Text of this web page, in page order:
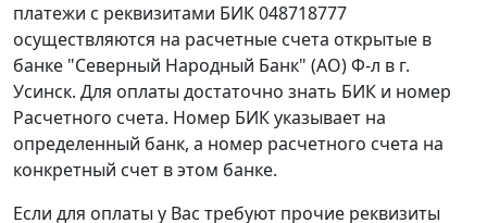
платежи с реквизитами БИК 048718777
осуществляются на расчетные счета открытые в
банке "Северный Народный Банк" (АО) Ф-л в г.
Усинск. Для оплаты достаточно знать БИК и номер
Расчетного счета. Номер БИК указывает на
определенный банк, а номер расчетного счета на
конкретный счет в этом банке.
Если для оплаты у Вас требуют прочие реквизиты